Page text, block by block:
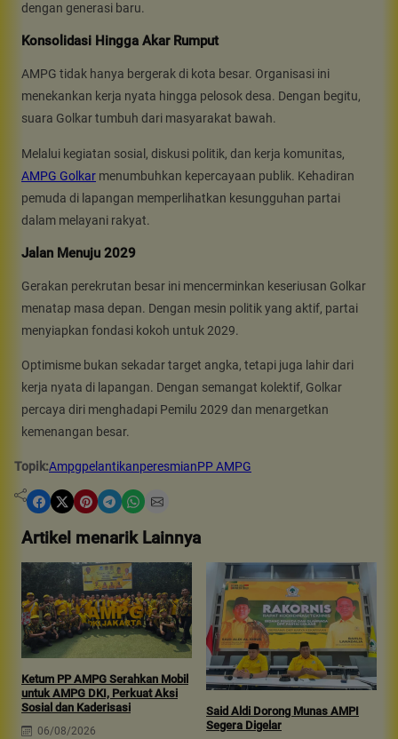
dengan generasi baru.
Konsolidasi Hingga Akar Rumput
AMPG tidak hanya bergerak di kota besar. Organisasi ini
menekankan kerja nyata hingga pelosok desa. Dengan begitu,
suara Golkar tumbuh dari masyarakat bawah.
Melalui kegiatan sosial, diskusi politik, dan kerja komunitas,
AMPG Golkar menumbuhkan kepercayaan publik. Kehadiran
pemuda di lapangan memperlihatkan kesungguhan partai
dalam melayani rakyat.
Jalan Menuju 2029
Gerakan perekrutan besar ini mencerminkan keseriusan Golkar
menatap masa depan. Dengan mesin politik yang aktif, partai
menyiapkan fondasi kokoh untuk 2029.
Optimisme bukan sekadar target angka, tetapi juga lahir dari
kerja nyata di lapangan. Dengan semangat kolektif, Golkar
percaya diri menghadapi Pemilu 2029 dan menargetkan
kemenangan besar.
Topik:AmpgpelantikanperesmianPP AMPG
Share on Facebook Share on X Share on Pinterest Share on Telegram Share on WhatsApp Share on Email
Artikel menarik Lainnya
Ketum PP AMPG Serahkan Mobil
untuk AMPG DKI, Perkuat Aksi
Sosial dan Kaderisasi
06/08/2026
Said Aldi Dorong Munas AMPI
Segera Digelar